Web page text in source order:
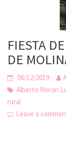
FIESTA
DE
06/12/2019
Alberto Moran
rural
Leave a